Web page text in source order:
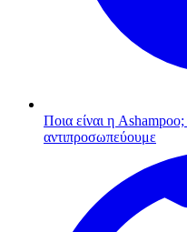
Ποια είναι η Ashampoo;
αντιπροσωπεύουμε